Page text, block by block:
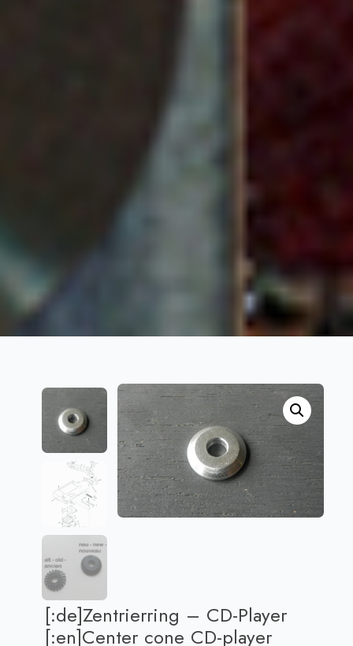
[:de]Zentrierring – CD-Player
[:en]Center cone CD-player